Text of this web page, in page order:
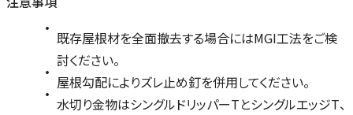
既存屋根材を全面撤去する場合にはMGI工法をご検
討ください。
屋根勾配によりズレ止め釘を併用してください。
水切り金物はシングルドリッパーTとシングルエッジT、